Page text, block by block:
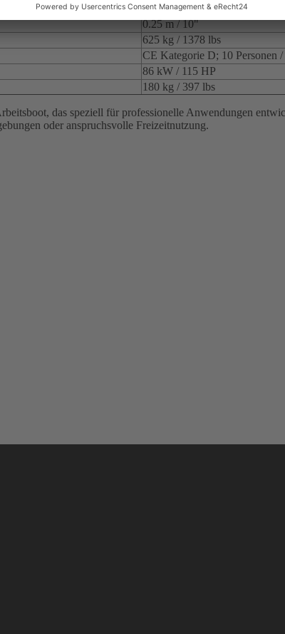
0.52 m / 20.5"
0.25 m / 10"
625 kg / 1378 lbs
CE Kategorie D; 10 Personen
86 kW / 115 HP
180 kg / 397 lbs
das speziell für professionelle Anwendungen
oder anspruchsvolle Freizeitnutzung.